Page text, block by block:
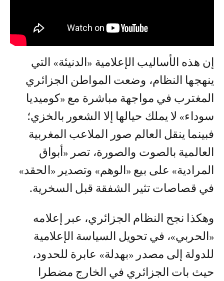
إن هذه الأساليب الإعلامية «الدنيئة» التي
ينهجها النظام، وضعت المواطن الجزائري
المغترب في مواجهة مباشرة مع «كوميديا
سوداء» لا يملك حيالها إلا الشعور بالخزي؛
فبينما ينقل العالم صور الملاعب المغربية
العالمية بالصوت والصورة، تصر «أبواق
المرادية» على بيع «الوهم» وتصدير «الحقد»
في قصاصات تثير الشفقة قبل السخرية.
وهكذا نجح النظام الجزائري، عبر إعلامه
«الحربي»، في تحويل السياسة الإعلامية
للدولة إلى مصدر «بهدلة» عابرة للحدود،
حيث بات الجزائري في الخارج مضطرا